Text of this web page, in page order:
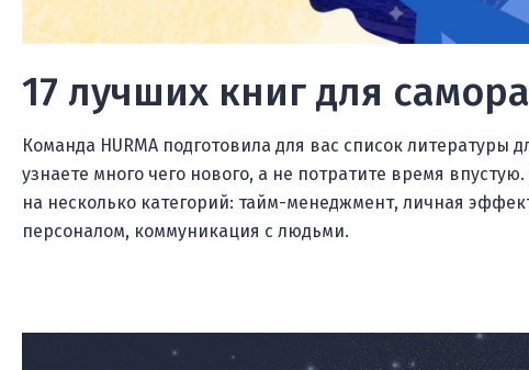
17 лучших книг для
Команда HURMA подготовила для вас список
узнаете много чего нового, а не потратите время
на несколько категорий: тайм-менеджмент, личная
персоналом, коммуникация с людьми.